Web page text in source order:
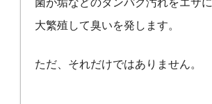
大繁殖して臭いを発します。
ただ、それだけではありません。